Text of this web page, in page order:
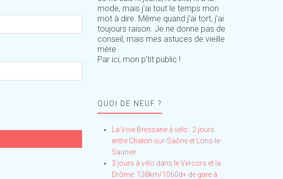
mode, mais j'ai tout le temps mon
mot à dire. Même quand j'ai tort, j'ai
toujours raison. Je ne donne pas de
conseil, mais mes astuces de vieille
mère
Par ici, mon p'tit public !
QUOI DE NEUF ?
La Voie Bressane à vélo : 2 jours
entre Chalon-sur-Saône et Lons-le-
Saunier
3 jours à vélo dans le Vercors et la
Drôme: 138km/1060d+ de gare à